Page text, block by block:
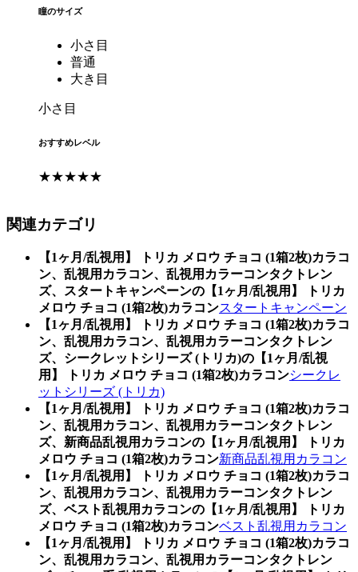
瞳のサイズ
小さ目
普通
大き目
小さ目
おすすめレベル
★★★★★
関連カテゴリ
【1ヶ月/乱視用】 トリカ メロウ チョコ (1箱2枚)カラコ
ン、乱視用カラコン、乱視用カラーコンタクトレン
ズ、スタートキャンペーンの【1ヶ月/乱視用】 トリカ
メロウ チョコ (1箱2枚)カラコンスタートキャンペーン
【1ヶ月/乱視用】 トリカ メロウ チョコ (1箱2枚)カラコ
ン、乱視用カラコン、乱視用カラーコンタクトレン
ズ、シークレットシリーズ (トリカ)の【1ヶ月/乱視
用】 トリカ メロウ チョコ (1箱2枚)カラコンシークレ
ットシリーズ (トリカ)
【1ヶ月/乱視用】 トリカ メロウ チョコ (1箱2枚)カラコ
ン、乱視用カラコン、乱視用カラーコンタクトレン
ズ、新商品乱視用カラコンの【1ヶ月/乱視用】 トリカ
メロウ チョコ (1箱2枚)カラコン新商品乱視用カラコン
【1ヶ月/乱視用】 トリカ メロウ チョコ (1箱2枚)カラコ
ン、乱視用カラコン、乱視用カラーコンタクトレン
ズ、ベスト乱視用カラコンの【1ヶ月/乱視用】 トリカ
メロウ チョコ (1箱2枚)カラコンベスト乱視用カラコン
【1ヶ月/乱視用】 トリカ メロウ チョコ (1箱2枚)カラコ
ン、乱視用カラコン、乱視用カラーコンタクトレン